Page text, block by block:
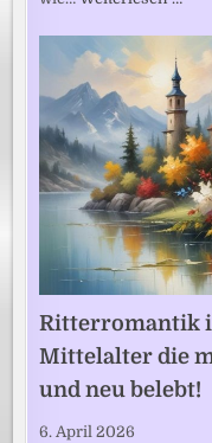
Ritterromantik
Mittelalter die
und neu belebt!
6. April 2026